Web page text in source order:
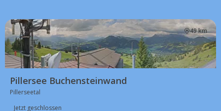
49 km
Pillersee Buchensteinwand
Pillerseetal
Jetzt geschlossen